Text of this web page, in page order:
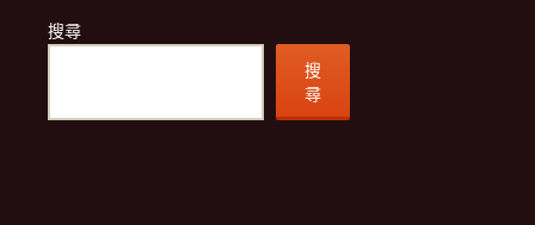
搜尋
搜
尋